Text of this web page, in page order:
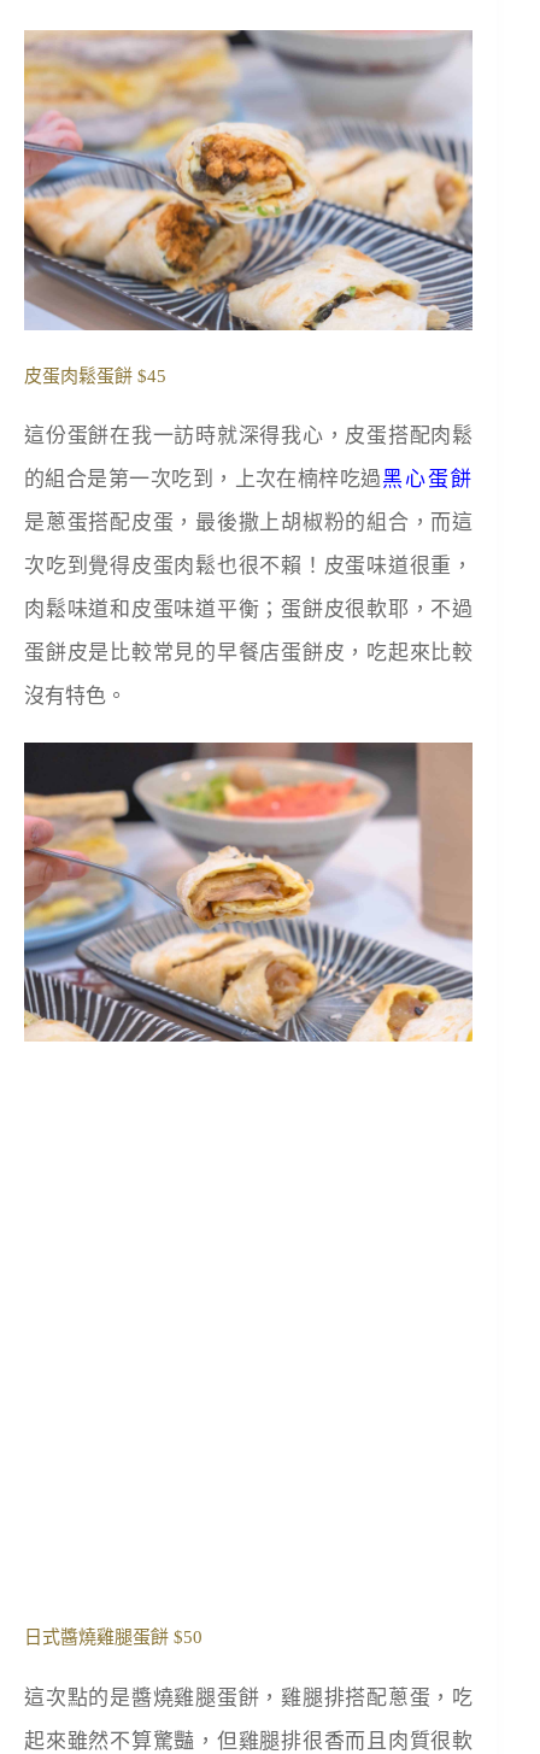
皮蛋肉鬆蛋餅 $45
這份蛋餅在我一訪時就深得我心，皮蛋搭配肉鬆
的組合是第一次吃到，上次在楠梓吃過黑心蛋餅
是蔥蛋搭配皮蛋，最後撒上胡椒粉的組合，而這
次吃到覺得皮蛋肉鬆也很不賴！皮蛋味道很重，
肉鬆味道和皮蛋味道平衡；蛋餅皮很軟耶，不過
蛋餅皮是比較常見的早餐店蛋餅皮，吃起來比較
沒有特色。
日式醬燒雞腿蛋餅 $50
這次點的是醬燒雞腿蛋餅，雞腿排搭配蔥蛋，吃
起來雖然不算驚豔，但雞腿排很香而且肉質很軟